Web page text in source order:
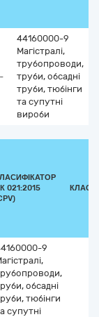
44160000-9
Магістралі,
трубопроводи,
труби, обсадні
труби, тюбінги
та супутні
вироби
021:2015
9
обсадні
тюбінги
супутні